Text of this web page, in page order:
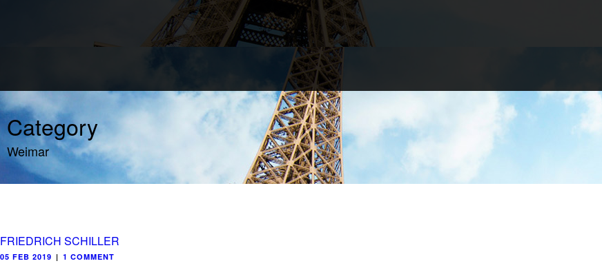
Category
Weimar
FRIEDRICH SCHILLER
05 FEB 2019 | 1 COMMENT